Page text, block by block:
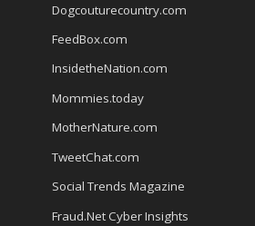
Dogcouturecountry.com
FeedBox.com
InsidetheNation.com
Mommies.today
MotherNature.com
TweetChat.com
Social Trends Magazine
Fraud.Net Cyber Insights